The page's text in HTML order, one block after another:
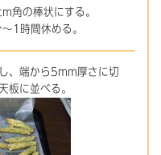
角の棒状にする。
1時間休める。
、端から5mm厚さに切
板に並べる。